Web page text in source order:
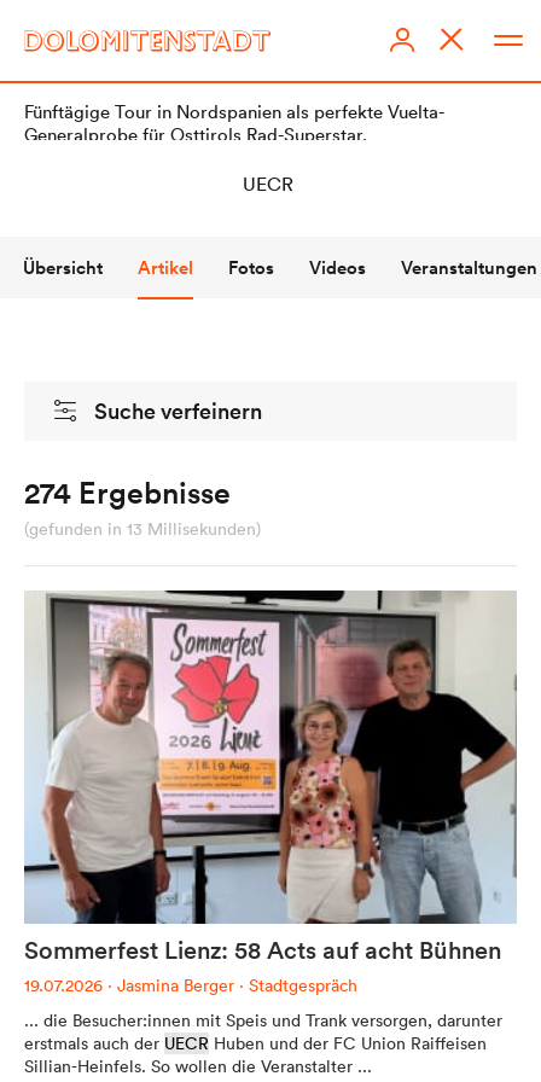
Übersicht Artikel Fotos Videos Veranstaltungen
Suche verfeinern
274 Ergebnisse
(gefunden in 13 Millisekunden)
Sommerfest Lienz: 58 Acts auf acht Bühnen
19.07.2026 · Jasmina Berger · Stadtgespräch
... die Besucher:innen mit Speis und Trank versorgen, darunter
erstmals auch der UECR Huben und der FC Union Raiffeisen
Sillian-Heinfels. So wollen die Veranstalter ...
Fünftägige Tour in Nordspanien als perfekte Vuelta-
Generalprobe für Osttirols Rad-Superstar.
DOLOMITENSTADT
Redaktionsstatut
KI-Richtlinien
Werbung
Anzeigenpreise
Reichweite / Statistik
Anfragen / Kontakt
Mein Dolomitenstadt.at
Anmelden
Registrieren
FAQ & Service